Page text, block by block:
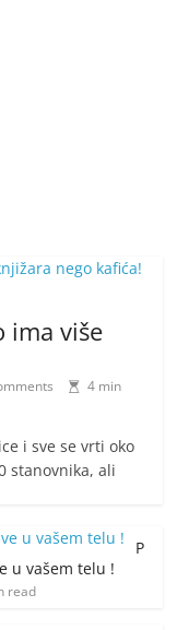
ima više
4 min
i sve se vrti oko
stanovnika, ali
P
u vašem telu !
read